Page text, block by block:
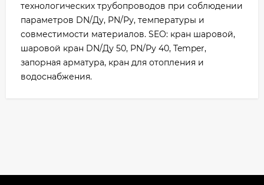
технологических трубопроводов при соблюдении
параметров DN/Ду, PN/Ру, температуры и
совместимости материалов. SEO: кран шаровой,
шаровой кран DN/Ду 50, PN/Ру 40, Temper,
запорная арматура, кран для отопления и
водоснабжения.